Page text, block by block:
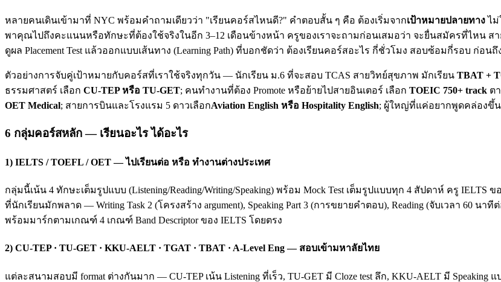
หลายคนเดินเข้ามาที่ NYC พร้อมคำถามเดียวว่า "เรียนคอร์สไหนดี?" คำตอบสั้น ๆ คือ ต้องเริ่มจากเป้าหมายปลายทางไม่
พาคุณไปถึงคะแนนหรือทักษะที่ต้องใช้จริงในอีก 3–12 เดือนข้างหน้า ครูของเราจะถามก่อนเสมอว่า จะยื่นสมัครที่ไหน ส
ดูผล Placement Test แล้วออกแบบเส้นทาง (Learning Path) ที่บอกชัดว่า ต้องเรียนคอร์สอะไร กี่ชั่วโมง สอบซ้อมกี่รอบ ก่อน
ตัวอย่างการจับคู่เป้าหมายกับคอร์สที่เราใช้จริงทุกวัน — นักเรียน ม.6 ที่จะสอบ TCAS สายวิทย์สุขภาพ มักเรียน TBAT +
ธรรมศาสตร์ เลือก CU-TEP หรือ TU-GET; คนทำงานที่ต้อง Promote หรือย้ายไปสายอินเตอร์ เลือก TOEIC 750+ track ต
OET Medical; สายการบินและโรงแรม 5 ดาวเลือกAviation English หรือ Hospitality English; ผู้ใหญ่ที่แค่อยากพูดคล่องขึ้น
6 กลุ่มคอร์สหลัก — เรียนอะไร ได้อะไร
1) IELTS / TOEFL / OET — ไปเรียนต่อ หรือ ทำงานต่างประเทศ
กลุ่มนี้เน้น 4 ทักษะเต็มรูปแบบ (Listening/Reading/Writing/Speaking) พร้อม Mock Test เต็มรูปแบบทุก 4 สัปดาห์ ครู IELTS
ที่นักเรียนมักพลาด — Writing Task 2 (โครงสร้าง argument), Speaking Part 3 (การขยายคำตอบ), Reading (จับเวลา 60 นา
พร้อมมาร์กตามเกณฑ์ 4 เกณฑ์ Band Descriptor ของ IELTS โดยตรง
2) CU-TEP · TU-GET · KKU-AELT · TGAT · TBAT · A-Level Eng — สอบเข้ามหาลัยไทย
แต่ละสนามสอบมี format ต่างกันมาก — CU-TEP เน้น Listening ที่เร็ว, TU-GET มี Cloze test ลึก, KKU-AELT มี Speaking